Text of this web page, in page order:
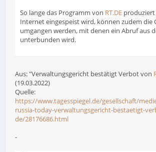
So lange das Programm von RT.DE
Internet eingespeist wird, können zudem die
umgangen werden, mit denen ein Abruf aus
unterbunden wird.
Aus: "Verwaltungsgericht bestätigt Verbot von
(19.03.2022)
Quelle:
https://www.tagesspiegel.de/gesellschaft/
russia-today-verwaltungsgericht-bestaetigt-
de/28176686.html
-